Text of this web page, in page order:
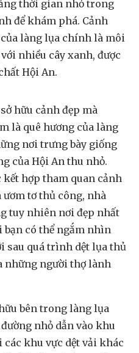
thời gian nhỏ trong
để khám phá. Cảnh
của làng lụa chính là môi
nhiều cây xanh, được
Hội An.
hữu cảnh đẹp mà
là quê hương của làng
nơi trưng bày giống
của Hội An thu nhỏ.
kết hợp tham quan cảnh
ươm tơ thủ công, nhà
tuy nhiên nơi đẹp nhất
bạn có thể ngắm nhìn
sau quá trình dệt lụa thủ
những người thợ lành
bên trong làng lụa
nhỏ dẫn vào khu
khu vực dệt vải khác